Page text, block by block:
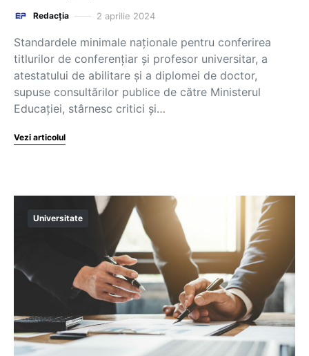
Redacția 2 aprilie 2024
Standardele minimale naționale pentru conferirea
titlurilor de conferențiar și profesor universitar, a
atestatului de abilitare și a diplomei de doctor,
supuse consultărilor publice de către Ministerul
Educației, stârnesc critici și…
Vezi articolul
Universitate